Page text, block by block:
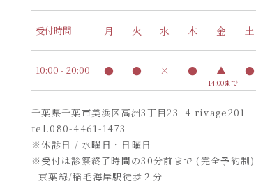
受付時間 月 火 水 木 金 土
10:00 - 20:00 ● ● × ● ▲
14:00まで
●
千葉県千葉市美浜区高洲3丁目23−4 rivage201
tel.080-4461-1473
※休診日 / 水曜日・日曜日
※受付は診察終了時間の30分前まで (完全予約制)
京葉線/稲毛海岸駅徒歩２分